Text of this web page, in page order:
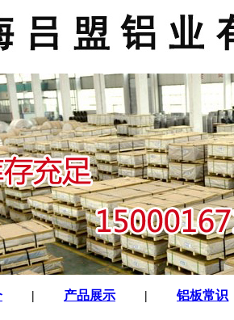
| 产品展示 |铝板常识